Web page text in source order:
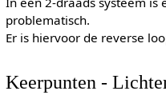
problematisch.
Er is hiervoor de reverse
Keerpunten -